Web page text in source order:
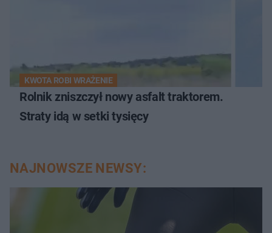
KWOTA ROBI WRAŻENIE
Rolnik zniszczył nowy asfalt traktorem.
Straty idą w setki tysięcy
NAJNOWSZE NEWSY: